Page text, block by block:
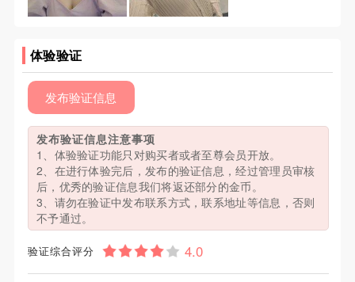
体验验证
发布验证信息
发布验证信息注意事项
1、体验验证功能只对购买者或者至尊会员开放。
2、在进行体验完后，发布的验证信息，经过管理员审核
后，优秀的验证信息我们将返还部分的金币。
3、请勿在验证中发布联系方式，联系地址等信息，否则
不予通过。
验证综合评分